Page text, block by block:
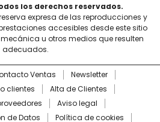
los derechos reservados.
expresa de las reproducciones y
accesibles desde este sitio
u otros medios que resulten
adecuados.
Ventas
Newsletter
clientes
Alta de Clientes
Aviso legal
de Datos
Política de cookies